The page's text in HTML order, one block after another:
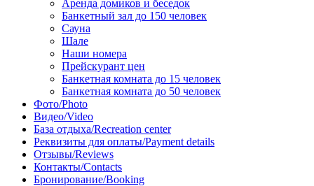
Аренда домиков и беседок
Банкетный зал до 150 человек
Сауна
Шале
Наши номера
Прейскурант цен
Банкетная комната до 15 человек
Банкетная комната до 50 человек
Фото/Photo
Видео/Video
База отдыха/Recreation center
Реквизиты для оплаты/Payment details
Отзывы/Reviews
Контакты/Contacts
Бронирование/Booking